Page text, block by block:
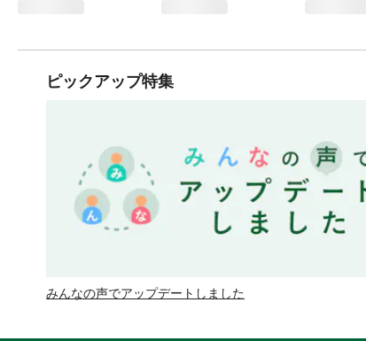
ピックアップ特集
みんなの声でアップデートしました